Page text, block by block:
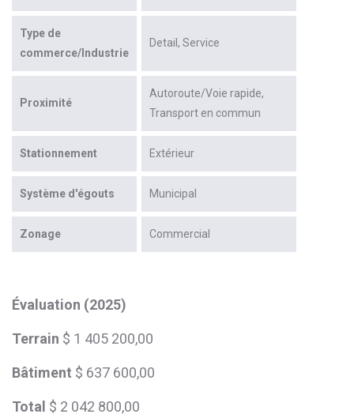
Type de
commerce/Industrie
Detail Service
Proximité
Autoroute/Voie rapide
Transport en commun
Stationnement Extérieur
Système d'égouts Municipal
Zonage Commercial
Évaluation (2025)
Terrain $ 1 405 200,00
Bâtiment $ 637 600,00
Total $ 2 042 800,00